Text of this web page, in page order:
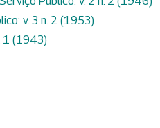
v. 3 n. 2 (1953)
1 (1943)